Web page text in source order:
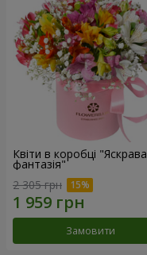
Квіти в коробці "Яскрава
фантазія"
2 305 грн
Замовити